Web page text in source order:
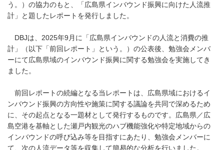
う。）の協力のもと、「広島県インバウンド振興に向けた人流推
計」と題したレポートを発行しました。
DBJは、2025年9月に「広島県インバウンドの人流と消費の推
計」（以下「前回レポート」という。）の公表後、勉強会メンバ
ーにて広島県域のインバウンド振興に関する勉強会を実施してき
ました。
前回レポートの続編となる当レポートは、広島県域におけるイ
ンバウンド振興の方向性や施策に関する議論を共同で深めるため
に、その起点となる一題材として発行するものです。広島県／広
島空港を基軸とした瀬戸内観光のハブ機能強化や特定地域からの
インバウンドの呼び込み等を目指すにあたり、勉強会メンバーに
て、次の人流データ等を収集して簡易的な分析を行いました。